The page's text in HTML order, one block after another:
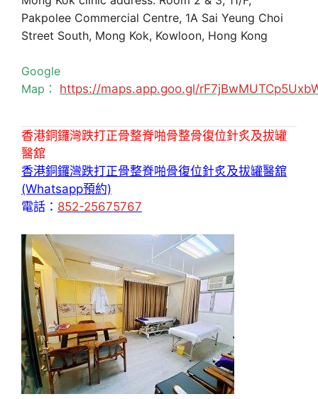
Pakpolee Commercial Centre, 1A Sai Yeung Choi
Street South, Mong Kok, Kowloon, Hong Kong
Google
Map： https://maps.app.goo.gl/
香港銅鑼灣跌打正骨整脊啪骨整骨復位針炙及拔罐
醫舘
香港銅鑼灣跌打正骨整脊啪骨復位針炙及拔罐醫舘
(Whatsapp預約)
電話： 852-25675767